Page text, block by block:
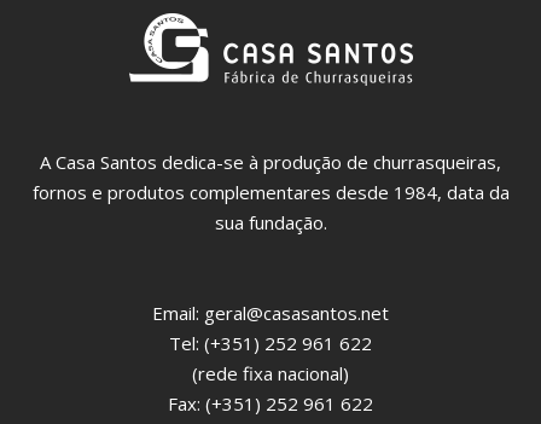
A Casa Santos dedica-se à produção de churrasqueiras,
fornos e produtos complementares desde 1984, data da
sua fundação.
Email: geral@casasantos.net
Tel: (+351) 252 961 622
(rede fixa nacional)
Fax: (+351) 252 961 622